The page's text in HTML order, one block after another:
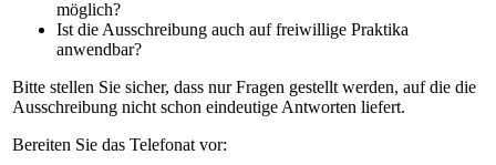
möglich?
Ist die Ausschreibung auch auf freiwillige Praktika
anwendbar?
Bitte stellen Sie sicher, dass nur Fragen gestellt werden, auf die die
Ausschreibung nicht schon eindeutige Antworten liefert.
Bereiten Sie das Telefonat vor: